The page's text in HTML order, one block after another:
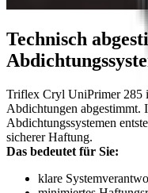
Technisch
Triflex Cryl UniPrimer 285
Abdichtungen
Abdichtungssystemen
sicherer Haftung.
Das bedeutet für Sie:
klare